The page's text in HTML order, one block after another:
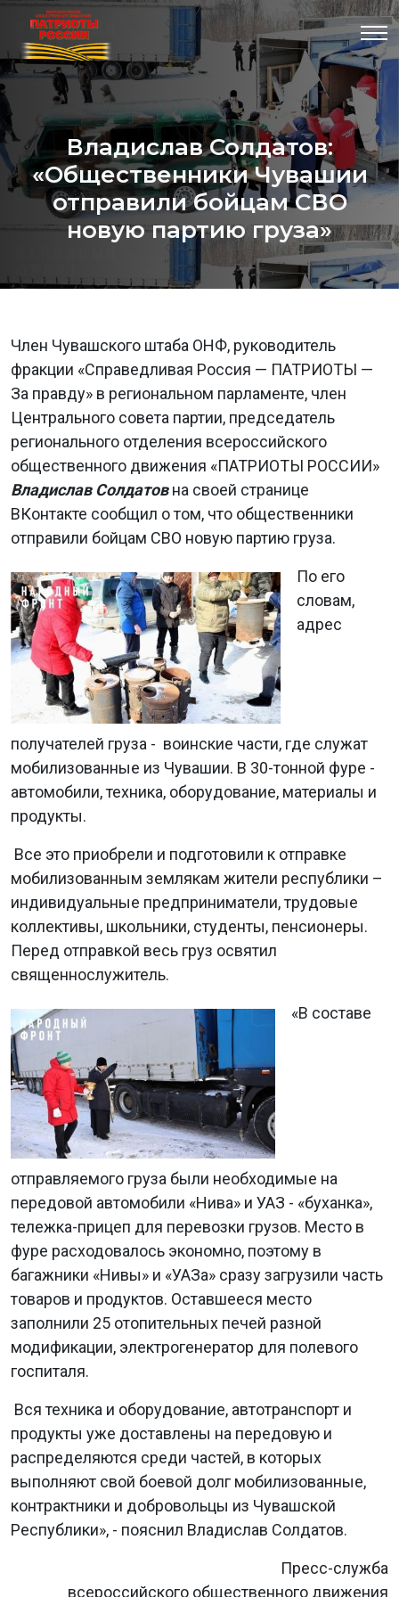
Владислав Солдатов:
«Общественники Чувашии
отправили бойцам СВО
новую партию груза»
Член Чувашского штаба ОНФ, руководитель
фракции «Справедливая Россия — ПАТРИОТЫ —
За правду» в региональном парламенте, член
Центрального совета партии, председатель
регионального отделения всероссийского
общественного движения «ПАТРИОТЫ РОССИИ»
Владислав Солдатовна своей странице
ВКонтакте сообщил о том, что общественники
отправили бойцам СВО новую партию груза.
По его
словам,
адрес
получателей груза - воинские части, где служат
мобилизованные из Чувашии. В 30-тонной фуре -
автомобили, техника, оборудование, материалы и
продукты.
Все это приобрели и подготовили к отправке
мобилизованным землякам жители республики –
индивидуальные предприниматели, трудовые
коллективы, школьники, студенты, пенсионеры.
Перед отправкой весь груз освятил
священнослужитель.
«В составе
отправляемого груза были необходимые на
передовой автомобили «Нива» и УАЗ - «буханка»,
тележка-прицеп для перевозки грузов. Место в
фуре расходовалось экономно, поэтому в
багажники «Нивы» и «УАЗа» сразу загрузили часть
товаров и продуктов. Оставшееся место
заполнили 25 отопительных печей разной
модификации, электрогенератор для полевого
госпиталя.
Вся техника и оборудование, автотранспорт и
продукты уже доставлены на передовую и
распределяются среди частей, в которых
выполняют свой боевой долг мобилизованные,
контрактники и добровольцы из Чувашской
Республики», - пояснил Владислав Солдатов.
Пресс-служба
всероссийского общественного движения